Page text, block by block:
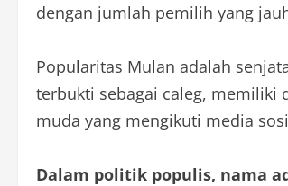
dengan jumlah pemilih yang
Popularitas Mulan adalah
terbukti sebagai caleg, memiliki
muda yang mengikuti media
Dalam politik populis, nama